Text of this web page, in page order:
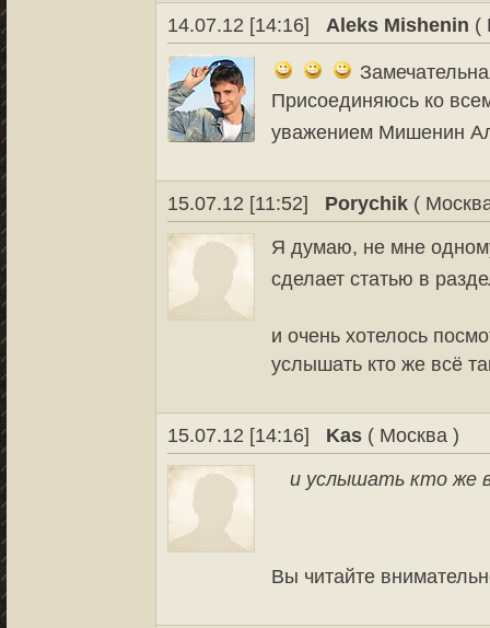
14.07.12 [14:16] Aleks Mishenin (
Присоединяюсь ко
уважением Мишенин
15.07.12 [11:52] Porychik (
Я думаю, не мне
сделает статью в
и очень хотелось
услышать кто же всё
15.07.12 [14:16] Kas ( Москва )
и услышать кто же
Вы читайте